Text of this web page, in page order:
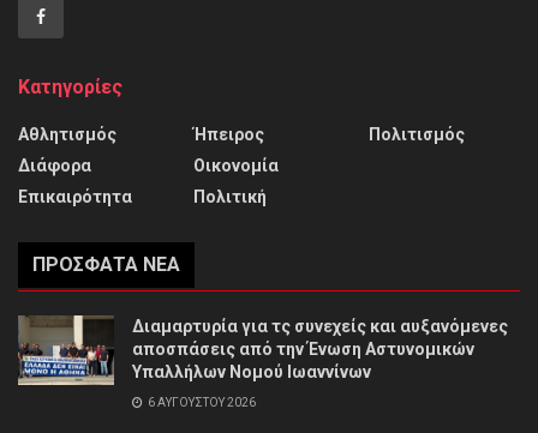
Κατηγορίες
Αθλητισμός
Διάφορα
Επικαιρότητα
Ήπειρος
Οικονομία
Πολιτική
Πολιτισμός
ΠΡΌΣΦΑΤΑ ΝΈΑ
Διαμαρτυρία για τς συνεχείς και αυξανόμενες
αποσπάσεις από την Ένωση Αστυνομικών
Υπαλλήλων Νομού Ιωαννίνων
6 ΑΥΓΟΎΣΤΟΥ 2026